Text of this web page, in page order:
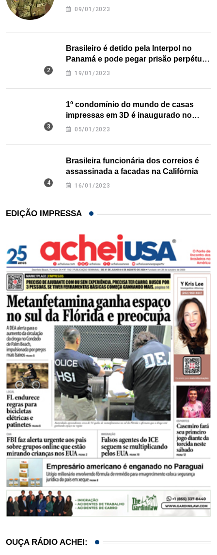
09/01/2023
Brasileiro é detido pela Interpol no
Panamá e pode pegar prisão perpétua
nos EUA
19/01/2023
1º condomínio do mundo de casas
impressas em 3D é inaugurado no
Texas
05/01/2023
Brasileira funcionária dos correios é
assassinada a facadas na Califórnia
16/01/2023
EDIÇÃO IMPRESSA
OUÇA RÁDIO ACHEI: